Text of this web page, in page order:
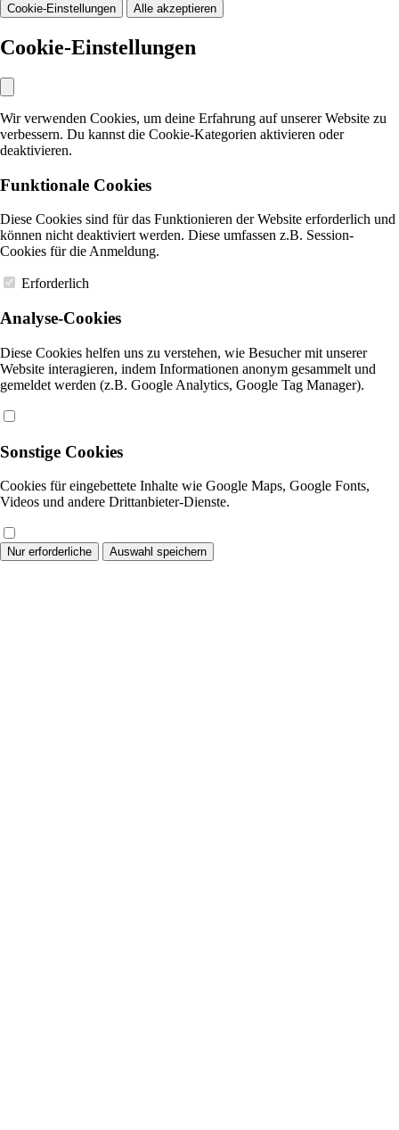
Cookie-Einstellungen Alle akzeptieren
Cookie-Einstellungen
Wir verwenden Cookies, um deine Erfahrung auf unserer Website zu
verbessern. Du kannst die Cookie-Kategorien aktivieren oder
deaktivieren.
Funktionale Cookies
Diese Cookies sind für das Funktionieren der Website erforderlich und
können nicht deaktiviert werden. Diese umfassen z.B. Session-
Cookies für die Anmeldung.
Erforderlich
Analyse-Cookies
Diese Cookies helfen uns zu verstehen, wie Besucher mit unserer
Website interagieren, indem Informationen anonym gesammelt und
gemeldet werden (z.B. Google Analytics, Google Tag Manager).
Sonstige Cookies
Cookies für eingebettete Inhalte wie Google Maps, Google Fonts,
Videos und andere Drittanbieter-Dienste.
Nur erforderliche Auswahl speichern